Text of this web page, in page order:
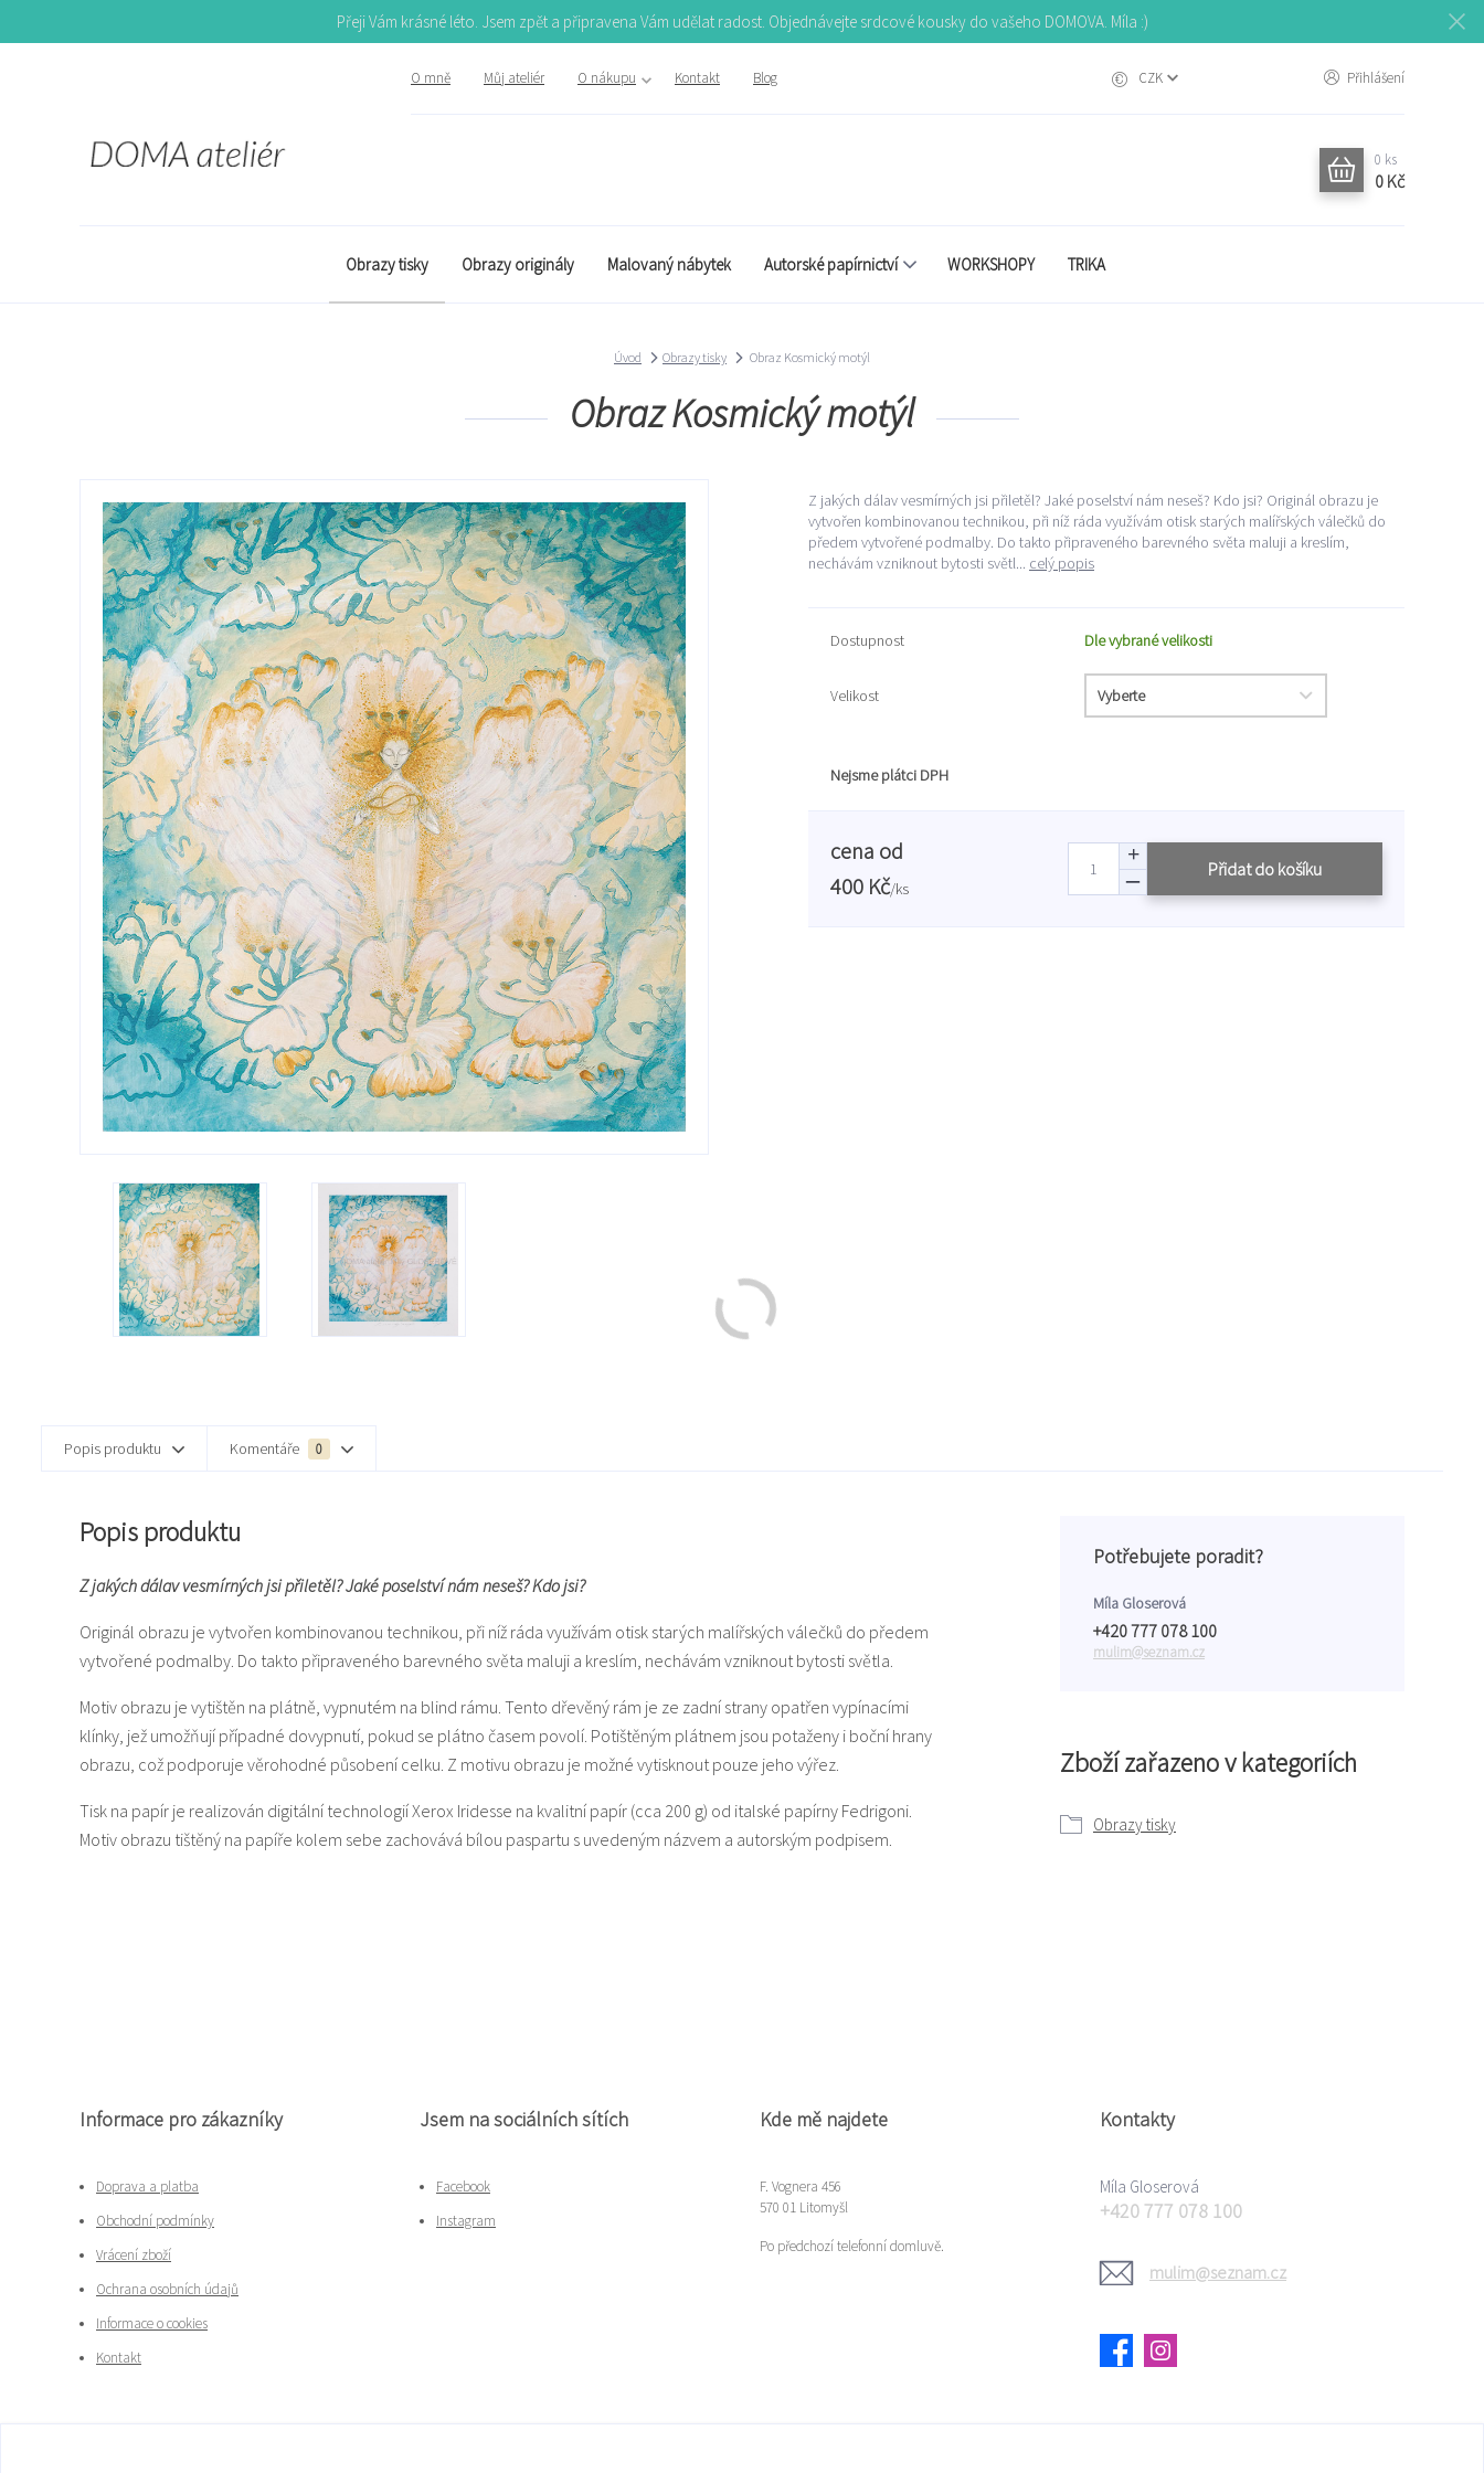
Přeji Vám krásné léto. Jsem zpět a připravena Vám udělat radost. Objednávejte srdcové kousky do vašeho DOMOVA. Míla :)
O mně Můj ateliér O nákupu Kontakt Blog CZK Přihlášení
0 ks
0 Kč
Obrazy tisky Obrazy originály Malovaný nábytek Autorské papírnictví WORKSHOPY TRIKA
Úvod Obrazy tisky Obraz Kosmický motýl
Obraz Kosmický motýl
Z jakých dálav vesmírných jsi přiletěl? Jaké poselství nám neseš? Kdo jsi? Originál obrazu je
vytvořen kombinovanou technikou, při níž ráda využívám otisk starých malířských válečků do
předem vytvořené podmalby. Do takto připraveného barevného světa maluji a kreslím,
nechávám vzniknout bytosti světl... celý popis
Dostupnost Dle vybrané velikosti
Velikost
Nejsme plátci DPH
cena od
400 Kč/ks
Přidat do košíku
Popis produktu Komentáře 0
Popis produktu
Z jakých dálav vesmírných jsi přiletěl? Jaké poselství nám neseš? Kdo jsi?
Originál obrazu je vytvořen kombinovanou technikou, při níž ráda využívám otisk starých malířských válečků do předem
vytvořené podmalby. Do takto připraveného barevného světa maluji a kreslím, nechávám vzniknout bytosti světla.
Motiv obrazu je vytištěn na plátně, vypnutém na blind rámu. Tento dřevěný rám je ze zadní strany opatřen vypínacími
klínky, jež umožňují případné dovypnutí, pokud se plátno časem povolí. Potištěným plátnem jsou potaženy i boční hrany
obrazu, což podporuje věrohodné působení celku. Z motivu obrazu je možné vytisknout pouze jeho výřez.
Tisk na papír je realizován digitální technologií Xerox Iridesse na kvalitní papír (cca 200 g) od italské papírny Fedrigoni.
Motiv obrazu tištěný na papíře kolem sebe zachovává bílou paspartu s uvedeným názvem a autorským podpisem.
Zboží zařazeno v kategoriích
Obrazy tisky
Potřebujete poradit?
Míla Gloserová
+420 777 078 100
mulim@seznam.cz
Informace pro zákazníky
Doprava a platba
Obchodní podmínky
Vrácení zboží
Ochrana osobních údajů
Informace o cookies
Kontakt
Jsem na sociálních sítích
Facebook
Instagram
Kde mě najdete
F. Vognera 456
570 01 Litomyšl
Po předchozí telefonní domluvě.
Kontakty
Míla Gloserová
+420 777 078 100
mulim@seznam.cz